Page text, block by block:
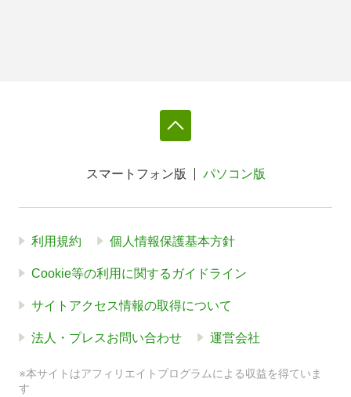
スマートフォン版 パソコン版
利用規約 個人情報保護基本方針
Cookie等の利用に関するガイドライン
サイトアクセス情報の取得について
法人・プレスお問い合わせ 運営会社
※本サイトはアフィリエイトプログラムによる収益を得ていま
す